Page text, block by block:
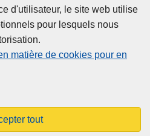
d'utilisateur, le site web utilise
pour lesquels nous
matière de cookies pour en
tout